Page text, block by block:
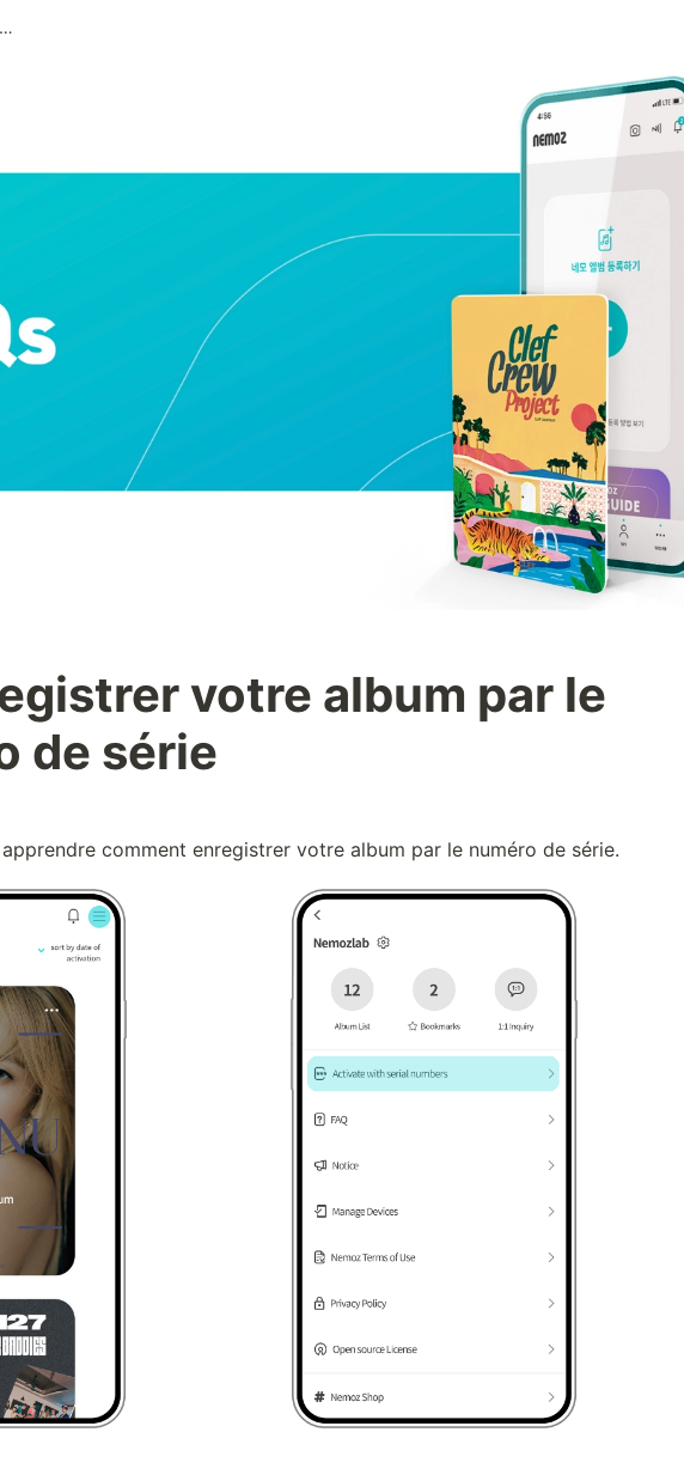
31. Enregistrer votre album par le numéro de série
votre album par le
de série
comment enregistrer votre album par le numéro de série.